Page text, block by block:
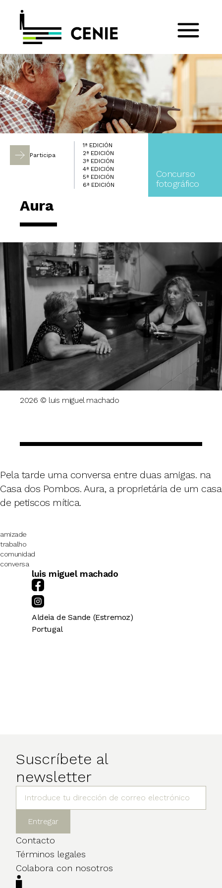
Participa
1ª EDICIÓN
2ª EDICIÓN
3ª EDICIÓN
4ª EDICIÓN
5ª EDICIÓN
6ª EDICIÓN
Concurso
fotográfico
Aura
2026 © luis miguel machado
Pela tarde uma conversa entre duas amigas. na
Casa dos Pombos. Aura, a proprietária de um casa
de petiscos mítica.
amizade
trabalho
comunidad
conversa
luis miguel machado
Aldeia de Sande (Estremoz)
Portugal
Suscríbete al
newsletter
Contacto
Términos legales
Colabora con nosotros